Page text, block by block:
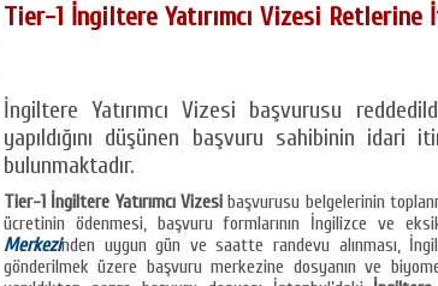
Tier-1 İngiltere Yatırımcı Vizesi
İngiltere Yatırımcı Vizesi başvurusu
yapıldığını düşünen başvuru sahibinin idari
bulunmaktadır.
Tier-1 İngiltere Yatırımcı Vizesibaşvurusu belgelerinin
ücretinin ödenmesi, başvuru formlarının İngilizce ve
Merkezinden uygun gün ve saatte randevu alınması,
gönderilmek üzere başvuru merkezine dosyanın ve